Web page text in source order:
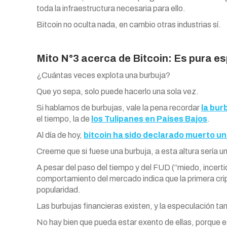
toda la infraestructura necesaria para ello.
Bitcoin no oculta nada, en cambio otras industrias sí.
Mito N°3 acerca de Bitcoin: Es pura
¿Cuántas veces explota una burbuja?
Que yo sepa, solo puede hacerlo una sola vez.
Si hablamos de burbujas, vale la pena recordar la
el tiempo, la de los Tulipanes en Paises Bajos.
Al día de hoy, bitcoin ha sido declarado muerto
Creeme que si fuese una burbuja, a esta altura sería
A pesar del paso del tiempo y del FUD (“miedo,
comportamiento del mercado indica que la primera
popularidad.
Las burbujas financieras existen, y la especulación
No hay bien que pueda estar exento de ellas, porque